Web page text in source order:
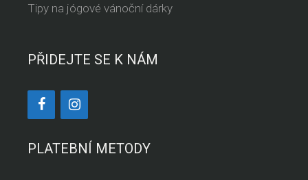
Tipy na jógové vánoční dárky
PŘIDEJTE SE K NÁM
PLATEBNÍ METODY